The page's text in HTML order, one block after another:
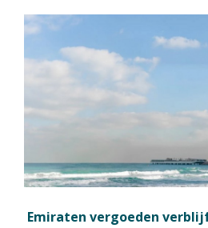
Emiraten vergoeden